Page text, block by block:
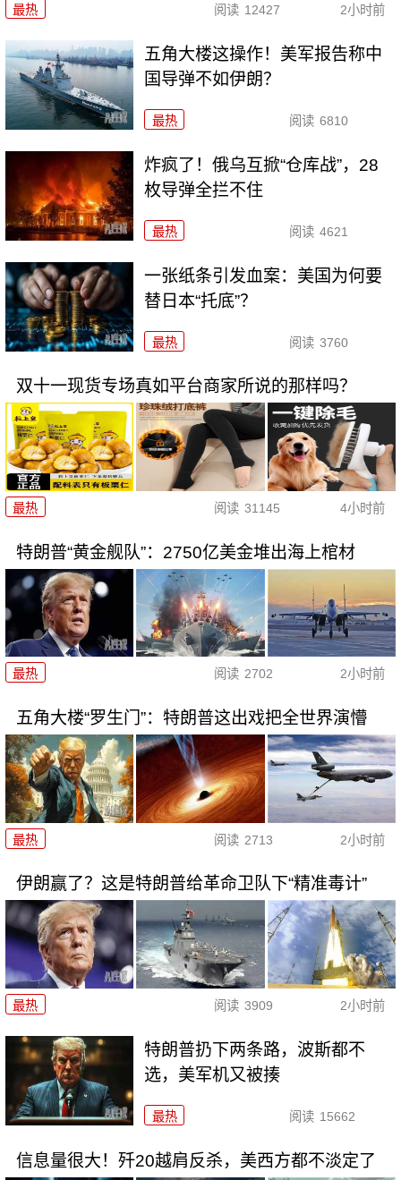
最热 阅读 12427 2小时前
五角大楼这操作！美军报告称中
国导弹不如伊朗？
最热 阅读 6810
炸疯了！俄乌互掀“仓库战”，28
枚导弹全拦不住
最热 阅读 4621
一张纸条引发血案：美国为何要
替日本“托底”？
最热 阅读 3760
双十一现货专场真如平台商家所说的那样吗？
最热 阅读 31145 4小时前
特朗普“黄金舰队”：2750亿美金堆出海上棺材
最热 阅读 2702 2小时前
五角大楼“罗生门”：特朗普这出戏把全世界演懵
最热 阅读 2713 2小时前
伊朗赢了？这是特朗普给革命卫队下“精准毒计”
最热 阅读 3909 2小时前
特朗普扔下两条路，波斯都不
选，美军机又被揍
最热 阅读 15662
信息量很大！歼20越肩反杀，美西方都不淡定了